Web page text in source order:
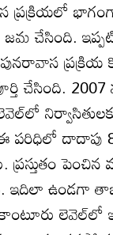
భాగంగా
చేసింది.
ప్రక్రియ
చేసింది.
పరిధిలో
ప్రస్తుతం
ఇదిలా ఉండగా
లెవెల్‌లో